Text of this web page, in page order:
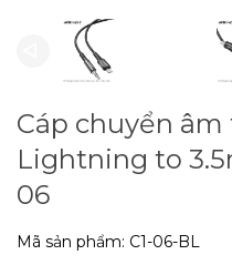
Cáp chuyển âm
Lightning to
06
Mã sản phẩm: C1-06-BL